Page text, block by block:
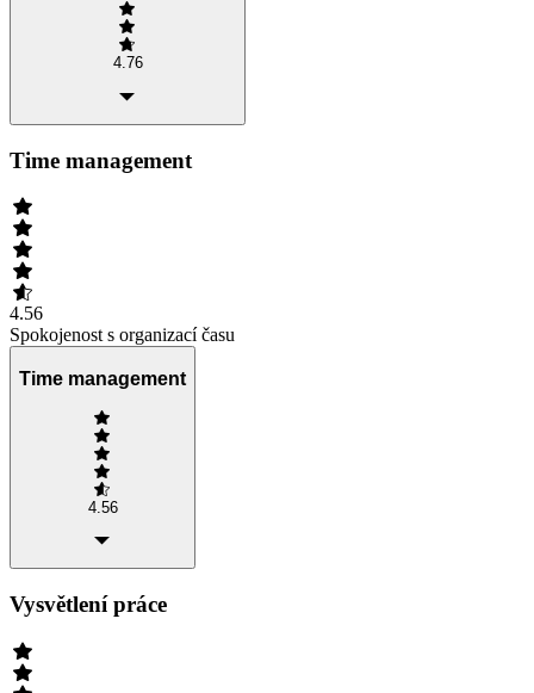
4.76
Time management
4.56
Spokojenost s organizací času
Time management
4.56
Vysvětlení práce